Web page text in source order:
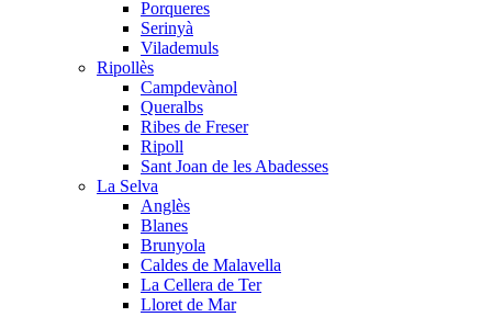
Porqueres
Serinyà
Vilademuls
Ripollès
Campdevànol
Queralbs
Ribes de Freser
Ripoll
Sant Joan de les Abadesses
La Selva
Anglès
Blanes
Brunyola
Caldes de Malavella
La Cellera de Ter
Lloret de Mar